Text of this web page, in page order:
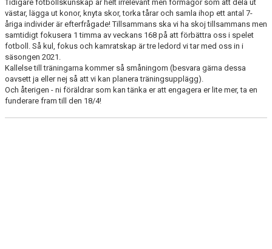
KONTAKT
Tidigare fotbollskunskap är helt irrelevant men förmågor som att dela ut
västar, lägga ut konor, knyta skor, torka tårar och samla ihop ett antal 7-
åriga individer är efterfrågade! Tillsammans ska vi ha skoj tillsammans men
samtidigt fokusera 1 timma av veckans 168 på att förbättra oss i spelet
fotboll. Så kul, fokus och kamratskap är tre ledord vi tar med oss in i
säsongen 2021.
Kallelse till träningarna kommer så småningom (besvara gärna dessa
oavsett ja eller nej så att vi kan planera träningsupplägg).
Och återigen - ni föräldrar som kan tänka er att engagera er lite mer, ta en
funderare fram till den 18/4!